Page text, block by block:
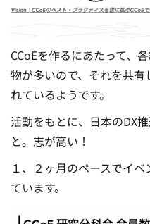
CCoEを作るにあたって、
物が多いので、それを共
れているようです。
活動をもとに、日本のDX
と。志が高い！
１、２ヶ月のペースでイ
ています。